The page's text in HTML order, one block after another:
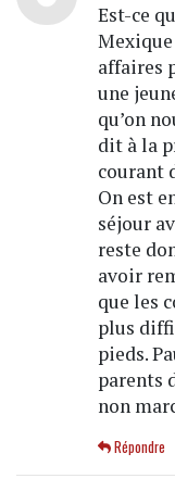
Est-ce
affaires
une
qu’on
dit à la
courant
On est
séjour
reste
avoir
que les
plus
pieds.
parents
non
Répondre